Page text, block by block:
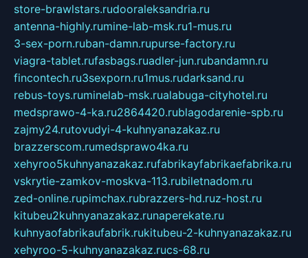
store-brawlstars.rudooraleksandria.ru
antenna-highly.rumine-lab-msk.ru1-mus.ru
3-sex-porn.ruban-damn.rupurse-factory.ru
viagra-tablet.rufasbags.ruadler-jun.rubandamn.ru
fincontech.ru3sexporn.ru1mus.rudarksand.ru
rebus-toys.ruminelab-msk.rualabuga-cityhotel.ru
medsprawo-4-ka.ru2864420.rublagodarenie-spb.ru
zajmy24.rutovudyi-4-kuhnyanazakaz.ru
brazzerscom.rumedsprawo4ka.ru
xehyroo5kuhnyanazakaz.rufabrikayfabrikaefabrika.ru
vskrytie-zamkov-moskva-113.rubiletnadom.ru
zed-online.rupimchax.rubrazzers-hd.ruz-host.ru
kitubeu2kuhnyanazakaz.runaperekate.ru
kuhnyaofabrikaufabrik.rukitubeu-2-kuhnyanazakaz.ru
xehyroo-5-kuhnyanazakaz.rucs-68.ru